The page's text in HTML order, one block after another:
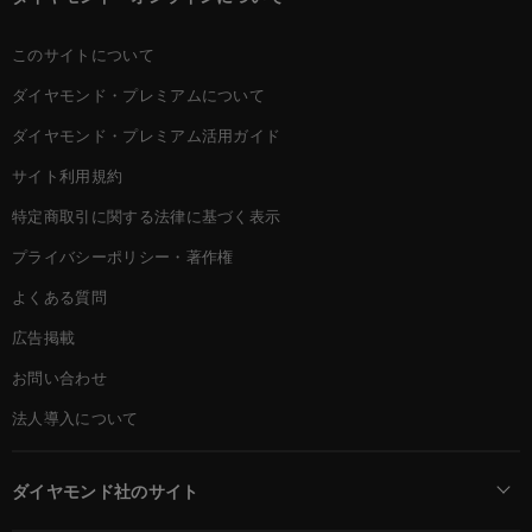
このサイトについて
ダイヤモンド・プレミアムについて
ダイヤモンド・プレミアム活用ガイド
サイト利用規約
特定商取引に関する法律に基づく表示
プライバシーポリシー・著作権
よくある質問
広告掲載
お問い合わせ
法人導入について
ダイヤモンド社のサイト